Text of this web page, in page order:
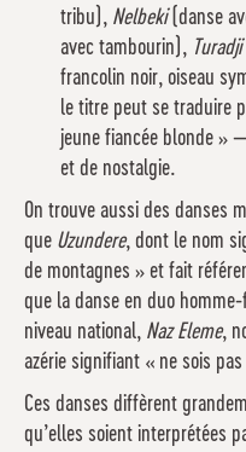
tribu), Nelbeki(danse
avec tambourin), Turadji
francolin noir, oiseau
le titre peut se traduire
jeune fiancée blonde »
et de nostalgie.
On trouve aussi des danses
que Uzundere, dont le nom
de montagnes » et fait
que la danse en duo
niveau national, Naz Eleme,
azérie signifiant « ne sois
Ces danses diffèrent
qu’elles soient interprétées